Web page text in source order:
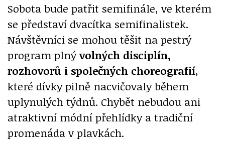
Sobota bude patřit semifinále, ve kterém
se představí dvacítka semifinalistek.
Návštěvníci se mohou těšit na pestrý
program plnývolných disciplín,
rozhovorů i společných choreografií,
které dívky pilně nacvičovaly během
uplynulých týdnů. Chybět nebudou ani
atraktivní módní přehlídky a tradiční
promenáda v plavkách.